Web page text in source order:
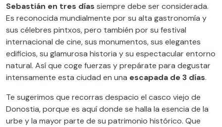
Sebastián en tres días siempre debe ser considerada.
Es reconocida mundialmente por su alta gastronomía y
sus célebres pintxos, pero también por su festival
internacional de cine, sus monumentos, sus elegantes
edificios, su glamurosa historia y su espectacular entorno
natural. Así que coge fuerzas y prepárate para degustar
intensamente esta ciudad en una escapada de 3 días.
Te sugerimos que recorras despacio el casco viejo de
Donostia, porque es aquí donde se halla la esencia de la
urbe y la mayor parte de su patrimonio histórico. Que